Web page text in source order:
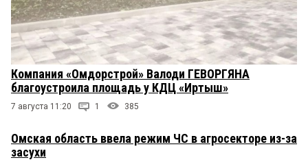
Компания «Омдорстрой» Валоди ГЕВОРГЯНА
благоустроила площадь у КДЦ «Иртыш»
7 августа 11:20 1 385
Омская область ввела режим ЧС в агросекторе из-за
засухи